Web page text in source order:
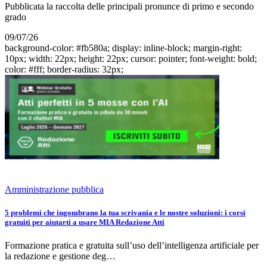
Pubblicata la raccolta delle principali pronunce di primo e secondo
grado
09/07/26
background-color: #fb580a; display: inline-block; margin-right:
10px; width: 22px; height: 22px; cursor: pointer; font-weight: bold;
color: #fff; border-radius: 32px;
Amministrazione pubblica
5 problemi che ingombrano la tua scrivania e le nostre soluzioni: i corsi
gratuiti per aiutarti a usare MIA Redazione Atti
Formazione pratica e gratuita sull’uso dell’intelligenza artificiale per
la redazione e gestione deg…